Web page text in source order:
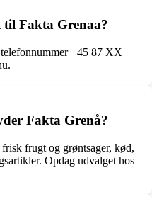
til Fakta Grenaa?
+45 87 XX
Fakta Grenå?
frugt og grøntsager, kød,
Opdag udvalget hos